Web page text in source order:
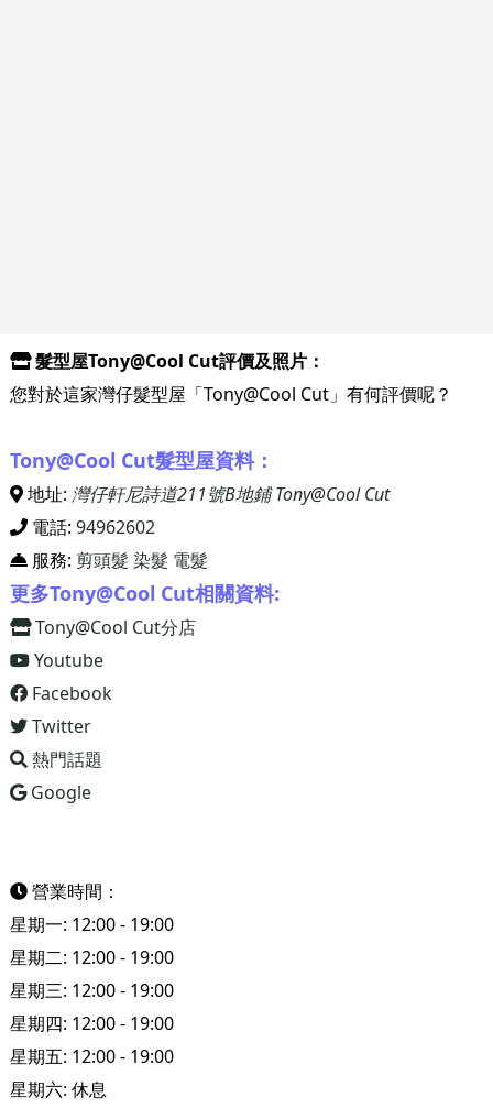
髮型屋Tony@Cool Cut評價及照片：
您對於這家灣仔髮型屋「Tony@Cool Cut」有何評價呢？
Tony@Cool Cut髮型屋資料：
地址: 灣仔軒尼詩道211號B地鋪 Tony@Cool Cut
電話: 94962602
服務: 剪頭髮 染髮 電髮
更多Tony@Cool Cut相關資料:
Tony@Cool Cut分店
Youtube
Facebook
Twitter
熱門話題
Google
營業時間：
星期一: 12:00 - 19:00
星期二: 12:00 - 19:00
星期三: 12:00 - 19:00
星期四: 12:00 - 19:00
星期五: 12:00 - 19:00
星期六: 休息